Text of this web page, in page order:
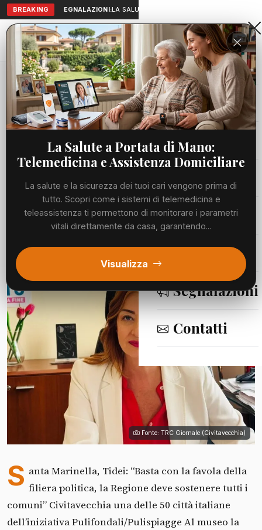
BREAKING SEGNALAZIONI:LA SALUTE A PORTATA DI MANO:
Aranova • NET
PORTALE UTILE AL TERRITORIO
Home
Cronaca
Viabilità
Utilità
Meteo
Eventi
Segnalazioni
Contatti
Cronaca Santa Marinella, Tidei: “Basta con la favola...
CRONACA
Santa Marinella, Tidei: “Basta con
la favola della filiera politica, la
Regione deve sostenere tutti i
comuni”
MERCOLEDÌ, 03 GIUGNO 2026
50 LETTURE
1 MIN DI LETTURA
Fonte: TRC Giornale (Civitavecchia)
S anta Marinella, Tidei: “Basta con la favola della
filiera politica, la Regione deve sostenere tutti i
comuni” Civitavecchia una delle 50 città italiane
dell’iniziativa Pulifondali/Pulispiagge Al museo la
La Salute a Portata di Mano:
Telemedicina e Assistenza Domiciliare
La salute e la sicurezza dei tuoi cari vengono prima di
tutto. Scopri come i sistemi di telemedicina e
teleassistenza ti permettono di monitorare i parametri
vitali direttamente da casa, garantendo...
Visualizza